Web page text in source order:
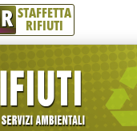
la notizia.
R STAFFETTA
RIFIUTI